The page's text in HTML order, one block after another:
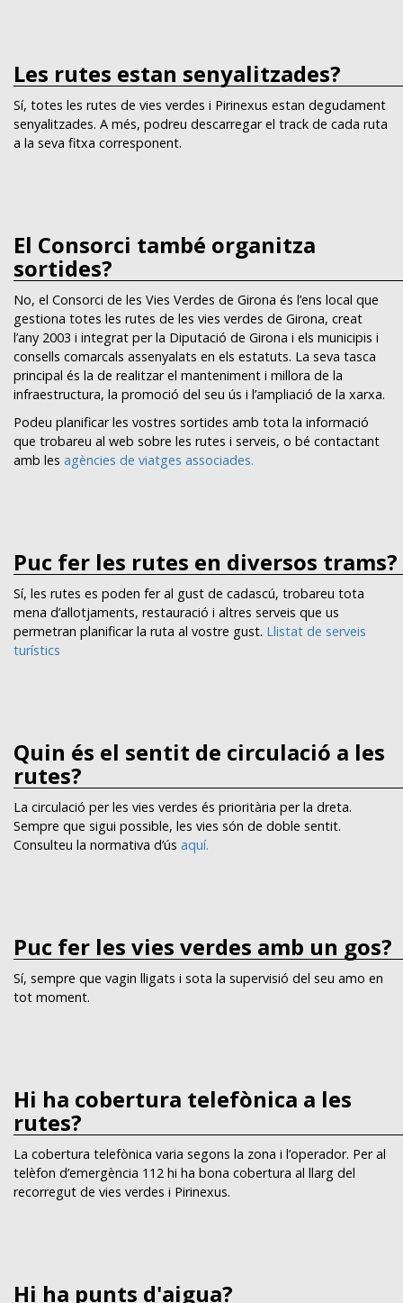
Les rutes estan senyalitzades?
Sí, totes les rutes de vies verdes i Pirinexus estan degudament
senyalitzades. A més, podreu descarregar el track de cada ruta
a la seva fitxa corresponent.
El Consorci també organitza
sortides?
No, el Consorci de les Vies Verdes de Girona és l’ens local que
gestiona totes les rutes de les vies verdes de Girona, creat
l’any 2003 i integrat per la Diputació de Girona i els municipis i
consells comarcals assenyalats en els estatuts. La seva tasca
principal és la de realitzar el manteniment i millora de la
infraestructura, la promoció del seu ús i l’ampliació de la xarxa.
Podeu planificar les vostres sortides amb tota la informació
que trobareu al web sobre les rutes i serveis, o bé contactant
amb les agències de viatges associades.
Puc fer les rutes en diversos trams?
Sí, les rutes es poden fer al gust de cadascú, trobareu tota
mena d’allotjaments, restauració i altres serveis que us
permetran planificar la ruta al vostre gust. Llistat de serveis
turístics
Quin és el sentit de circulació a les
rutes?
La circulació per les vies verdes és prioritària per la dreta.
Sempre que sigui possible, les vies són de doble sentit.
Consulteu la normativa d’ús aquí.
Puc fer les vies verdes amb un gos?
Sí, sempre que vagin lligats i sota la supervisió del seu amo en
tot moment.
Hi ha cobertura telefònica a les
rutes?
La cobertura telefònica varia segons la zona i l’operador. Per al
telèfon d’emergència 112 hi ha bona cobertura al llarg del
recorregut de vies verdes i Pirinexus.
Hi ha punts d'aigua?